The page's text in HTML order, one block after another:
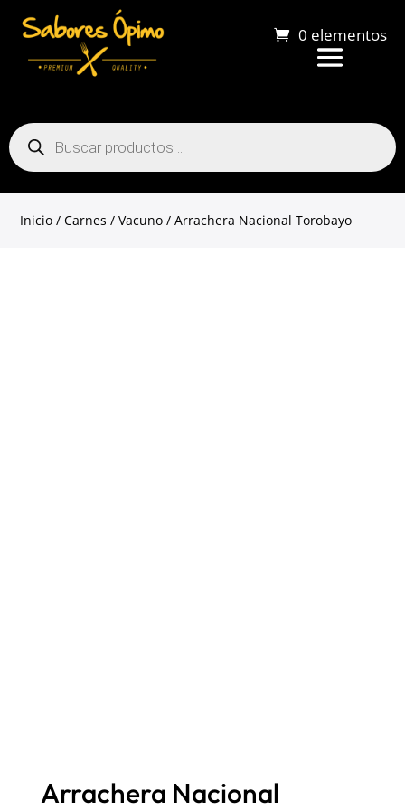
0 elementos
Búsqueda
de
productos
Inicio /Carnes /Vacuno / Arrachera Nacional Torobayo
Arrachera Nacional